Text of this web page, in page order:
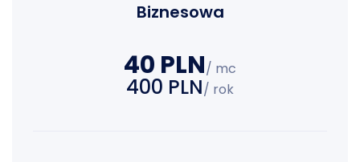
Biznesowa
40 PLN/ mc
400 PLN/ rok